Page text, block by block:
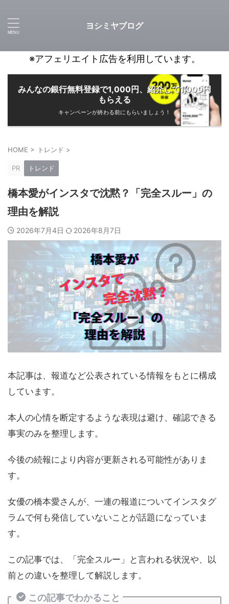
ヨシミヤブログ
※アフェリエイト広告を利用しています。
みんなの銀行無料登録で1,000円、紹介して1,000円
もらえる
キャンペーンが終わる前にもらいましょう！
HOME > トレンド >
PR トレンド
橋本愛がインスタで沈黙？「完全スルー」の
理由を解説
2026年7月4日 2026年8月7日
本記事は、報道など公表されている情報をもとに構成
しています。
本人の心情を断定するような表現は避け、確認できる
事実のみを整理します。
今後の続報により内容が更新される可能性がありま
す。
女優の橋本愛さんが、一連の報道についてインスタグ
ラムで何も発信していないことが話題になっていま
す。
この記事では、「完全スルー」と言われる状況や、以
前との違いを整理して解説します。
この記事でわかること